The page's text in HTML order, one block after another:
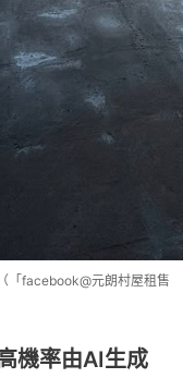
「facebook@元朗村屋租售
機率由AI生成